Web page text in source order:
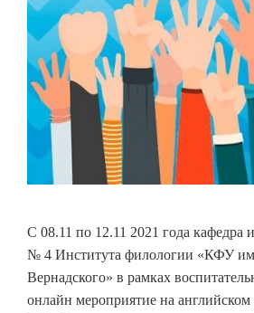
С 08.11 по 12.11 2021 года кафедра
№ 4 Института филологии «КФУ
Вернадского» в рамках
онлайн мероприятие на английском